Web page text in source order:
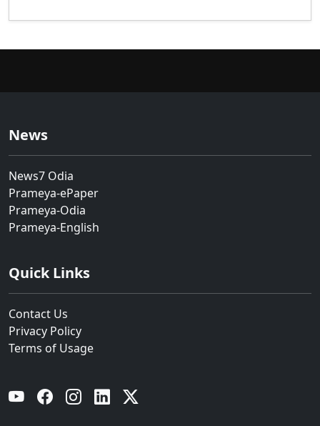
News
News7 Odia
Prameya-ePaper
Prameya-Odia
Prameya-English
Quick Links
Contact Us
Privacy Policy
Terms of Usage
YouTube Facebook Instagram Linkedin